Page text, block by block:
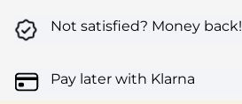
Not satisfied? Money back!
Pay later with Klarna